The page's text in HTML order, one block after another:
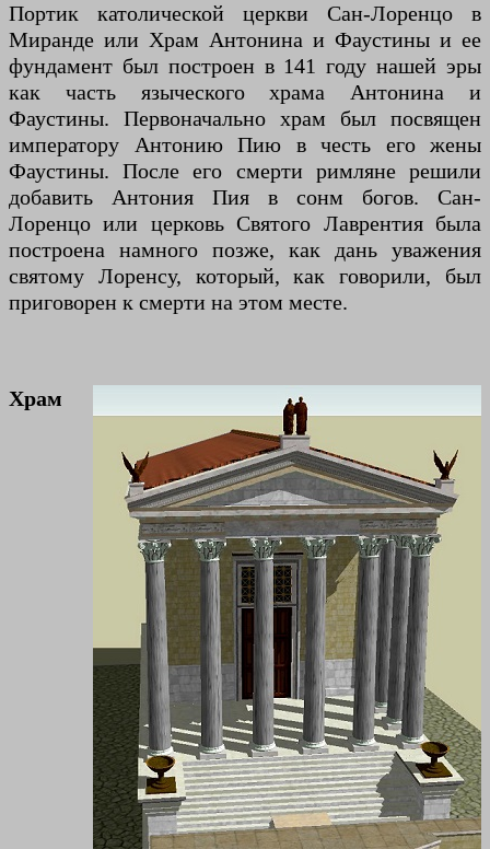
Портик католической церкви Сан-Лоренцо в
Миранде или Храм Антонина и Фаустины и ее
фундамент был построен в 141 году нашей эры
как часть языческого храма Антонина и
Фаустины. Первоначально храм был посвящен
императору Антонию Пию в честь его жены
Фаустины. После его смерти римляне решили
добавить Антония Пия в сонм богов. Сан-
Лоренцо или церковь Святого Лаврентия была
построена ​​намного позже, как дань уважения
святому Лоренсу, который, как говорили, был
приговорен к смерти на этом месте.
Храм